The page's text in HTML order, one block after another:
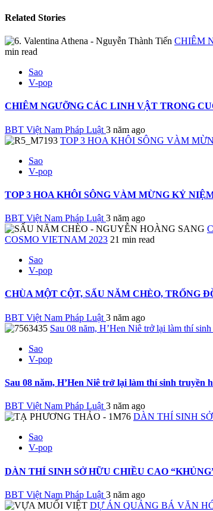
Related Stories
CHIÊM
min read
Sao
V-pop
CHIÊM NGƯỠNG CÁC LINH VẬT TRONG
BBT Việt Nam Pháp Luật 3 năm ago
TOP 3 HOA KHÔI SÔNG VÀM
Sao
V-pop
TOP 3 HOA KHÔI SÔNG VÀM MỪNG KỶ
BBT Việt Nam Pháp Luật 3 năm ago
COSMO VIETNAM 2023 21 min read
Sao
V-pop
CHÙA MỘT CỘT, SẤU NĂM CHÈO, TRỐNG
BBT Việt Nam Pháp Luật 3 năm ago
Sau 08 năm, H’Hen Niê trở lại làm thí
Sao
V-pop
Sau 08 năm, H’Hen Niê trở lại làm thí sinh truyền
BBT Việt Nam Pháp Luật 3 năm ago
DÀN THÍ SINH
Sao
V-pop
DÀN THÍ SINH SỞ HỮU CHIỀU CAO
BBT Việt Nam Pháp Luật 3 năm ago
DỰ ÁN QUẢNG BÁ VĂN